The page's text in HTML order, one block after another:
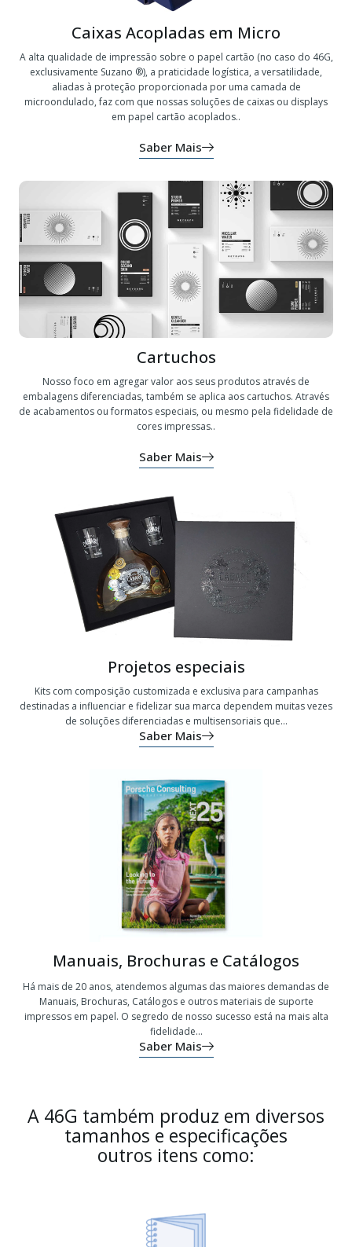
Cartuchos
Nosso foco em agregar valor aos seus produtos através de
embalagens diferenciadas, também se aplica aos cartuchos. Através
de acabamentos ou formatos especiais, ou mesmo pela fidelidade de
cores impressas..
Saber Mais
Caixas Acopladas em Micro
A alta qualidade de impressão sobre o papel cartão (no caso do 46G,
exclusivamente Suzano ®), a praticidade logística, a versatilidade,
aliadas à proteção proporcionada por uma camada de
microondulado, faz com que nossas soluções de caixas ou displays
em papel cartão acoplados..
Saber Mais
Projetos especiais
Kits com composição customizada e exclusiva para campanhas
destinadas a influenciar e fidelizar sua marca dependem muitas vezes
de soluções diferenciadas e multisensoriais que...
Saber Mais
Manuais, Brochuras e Catálogos
Há mais de 20 anos, atendemos algumas das maiores demandas de
Manuais, Brochuras, Catálogos e outros materiais de suporte
impressos em papel. O segredo de nosso sucesso está na mais alta
fidelidade...
Saber Mais
A 46G também produz em diversos
tamanhos e especificações
outros itens como: